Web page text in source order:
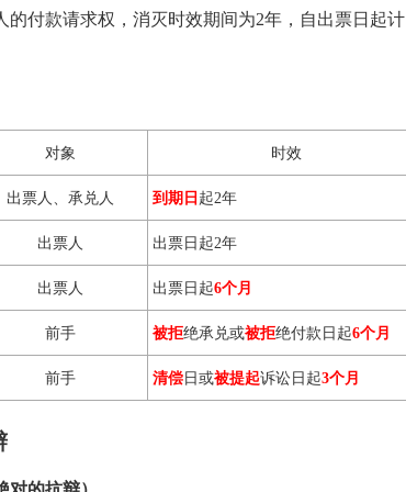
付款请求权，消灭时效期间为2年，自出票日起计
对象 时效
出票人、承兑人 到期日 起2年
出票人 出票日起2年
出票人 出票日起6个月
前手 被拒绝承兑或被拒绝付款日起6个月
前手 清偿 日或被提起诉讼日起3个月